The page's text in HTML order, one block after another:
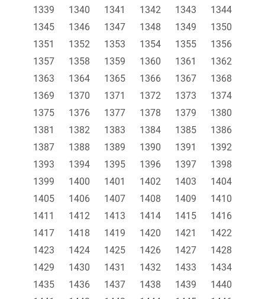
1339
1340 1341 1342 1343
1344
1345
1346 1347 1348 1349
1350
1351
1352 1353 1354 1355
1356
1357
1358 1359 1360 1361
1362
1363
1364 1365 1366 1367
1368
1369
1370 1371 1372 1373
1374
1375
1376 1377 1378 1379
1380
1381
1382 1383 1384 1385
1386
1387
1388 1389 1390 1391
1392
1393
1394 1395 1396 1397
1398
1399
1400 1401 1402 1403
1404
1405
1406 1407 1408 1409
1410
1411
1412 1413 1414 1415
1416
1417
1418 1419 1420 1421
1422
1423
1424 1425 1426 1427
1428
1429
1430 1431 1432 1433
1434
1435
1436 1437 1438 1439
1440